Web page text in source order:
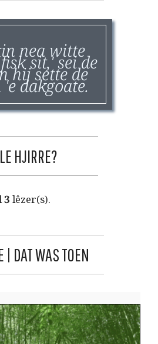
nea witte
sit,' sei de
hij sette de
dakgoate.
HJIRRE?
3 lêzer(s).
| DAT WAS TOEN